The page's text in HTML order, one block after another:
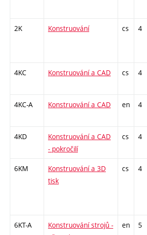
2K Konstruování cs 4
4KC Konstruování a CAD cs 4
4KC-A Konstruování a CAD en 4
4KD
Konstruování a CAD
- pokročilí
cs 4
6KM
Konstruování a 3D
tisk
cs 4
6KT-A
Konstruování strojů -
en 5